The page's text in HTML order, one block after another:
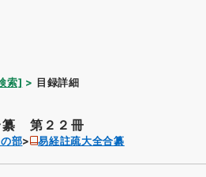
索] 目録詳細
纂 第２２冊
部 易経註疏大全合纂